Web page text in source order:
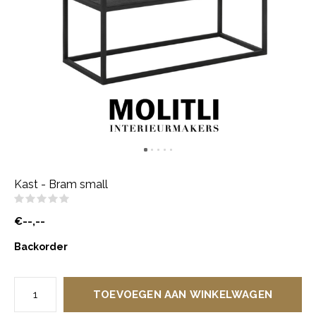
Kast - Bram small
€--,--
Backorder
TOEVOEGEN AAN WINKELWAGEN